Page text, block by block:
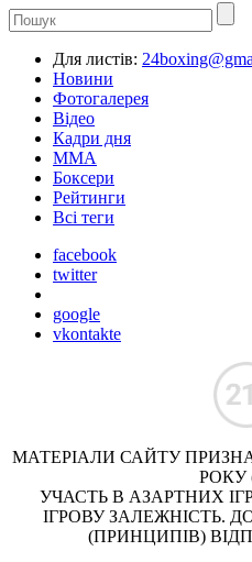
Для листів:
Новини
Фотогалерея
Відео
Кадри дня
ММА
Боксери
Рейтинги
Всі теги
facebook
twitter
google
vkontakte
МАТЕРІАЛИ САЙТУ
РОКУ
УЧАСТЬ В АЗАРТНИХ
ІГРОВУ ЗАЛЕЖНІСТЬ.
(ПРИНЦИПІВ)